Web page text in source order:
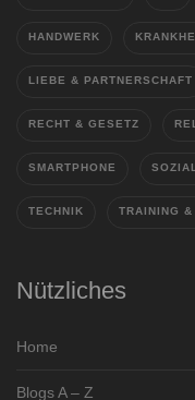
HANDWERK
LIEBE & PARTNERSCHAFT
RECHT & GESETZ
SMARTPHONE
TECHNIK TRAINING &
Nützliches
Home
Blogs A – Z